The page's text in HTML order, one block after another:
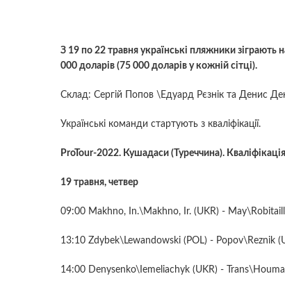
З 19 по 22 травня українські пляжники
000 доларів (75 000 доларів у кожній сітці).
Склад: Сергій Попов \Едуард Рєзнік та Денис
Українські команди стартують з кваліфікації.
ProTour-2022. Кушадаси (Туреччина).
19 травня, четвер
09:00 Мakhno, In.\Makhno, Ir. (UKR) -
13:10 Zdybek\Lewandowski (POL) - Popov\Reznik
14:00 Denysenko\Iemeliachyk (UKR) -